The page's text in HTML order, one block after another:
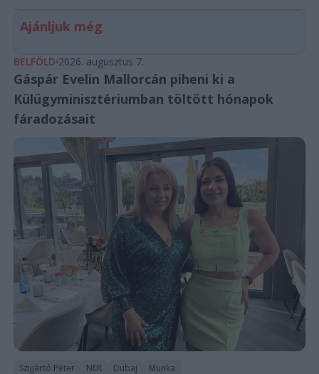
Ajánljuk még
BELFÖLD 2026. augusztus 7.
Gáspár Evelin Mallorcán piheni ki a
Külügyminisztériumban töltött hónapok
fáradozásait
Szijjártó Péter NER Dubaj Munka